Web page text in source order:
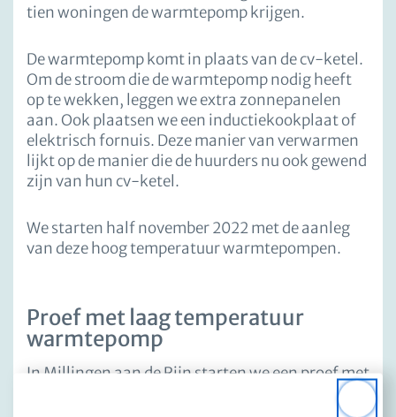
Close
tien woningen de warmtepomp krijgen.
De warmtepomp komt in plaats van de cv-ketel.
Om de stroom die de warmtepomp nodig heeft
op te wekken, leggen we extra zonnepanelen
aan. Ook plaatsen we een inductiekookplaat of
elektrisch fornuis. Deze manier van verwarmen
lijkt op de manier die de huurders nu ook gewend
zijn van hun cv-ketel.
We starten half november 2022 met de aanleg
van deze hoog temperatuur warmtepompen.
Proef met laag temperatuur
warmtepomp
In Millingen aan de Rijn starten we een proef met
twintig laag temperatuur warmtepompen. De